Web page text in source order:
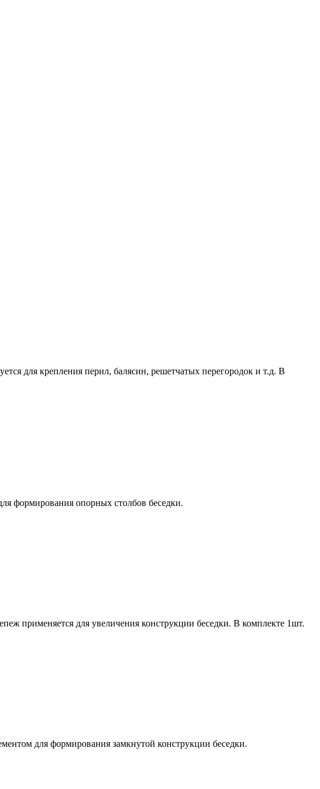
для крепления перил, балясин, решетчатых перегородок и т.д. В
формирования опорных столбов беседки.
применяется для увеличения конструкции беседки. В комплекте 1шт.
для формирования замкнутой конструкции беседки.